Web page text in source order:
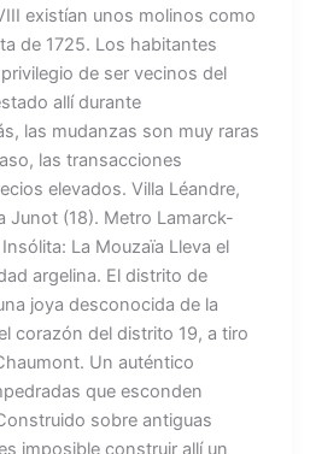
existían unos molinos como
de 1725. Los habitantes
de ser vecinos del
allí durante
las mudanzas son muy raras
las transacciones
elevados. Villa Léandre,
Junot (18). Metro Lamarck-
La Mouzaïa Lleva el
argelina. El distrito de
joya desconocida de la
corazón del distrito 19, a tiro
Un auténtico
que esconden
sobre antiguas
imposible construir allí un